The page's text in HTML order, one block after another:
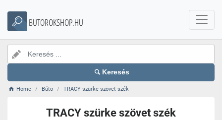
BUTOROKSHOP.HU
Keresés
Home Búto TRACY szürke szövet szék
TRACY szürke szövet szék